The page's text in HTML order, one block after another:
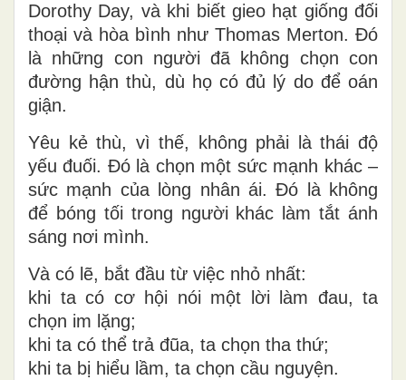
Dorothy Day, và khi biết gieo hạt giống đối
thoại và hòa bình như Thomas Merton. Đó
là những con người đã không chọn con
đường hận thù, dù họ có đủ lý do để oán
giận.
Yêu kẻ thù, vì thế, không phải là thái độ
yếu đuối. Đó là chọn một sức mạnh khác –
sức mạnh của lòng nhân ái. Đó là không
để bóng tối trong người khác làm tắt ánh
sáng nơi mình.
Và có lẽ, bắt đầu từ việc nhỏ nhất:
khi ta có cơ hội nói một lời làm đau, ta
chọn im lặng;
khi ta có thể trả đũa, ta chọn tha thứ;
khi ta bị hiểu lầm, ta chọn cầu nguyện.